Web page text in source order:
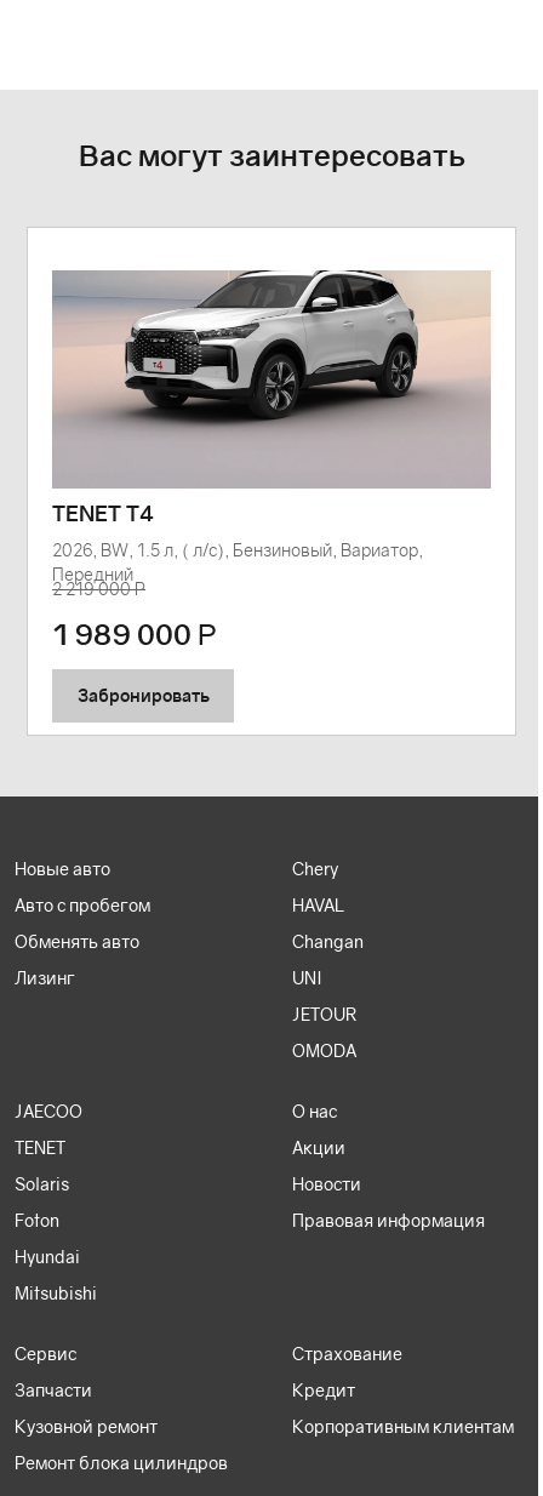
Вас могут заинтересовать
TENET T4
2026, BW, 1.5 л, ( л/с), Бензиновый, Вариатор,
Передний
2 219 000 Р
1 989 000 Р
Забронировать
Новые авто
Авто с пробегом
Обменять авто
Лизинг
Chery
HAVAL
Changan
UNI
JETOUR
OMODA
JAECOO
TENET
Solaris
Foton
Hyundai
Mitsubishi
О нас
Акции
Новости
Правовая информация
Сервис
Запчасти
Кузовной ремонт
Ремонт блока цилиндров
Страхование
Кредит
Корпоративным клиентам